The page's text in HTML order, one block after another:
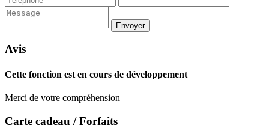
Avis
Cette fonction est en cours de développement
Merci de votre compréhension
Carte cadeau / Forfaits